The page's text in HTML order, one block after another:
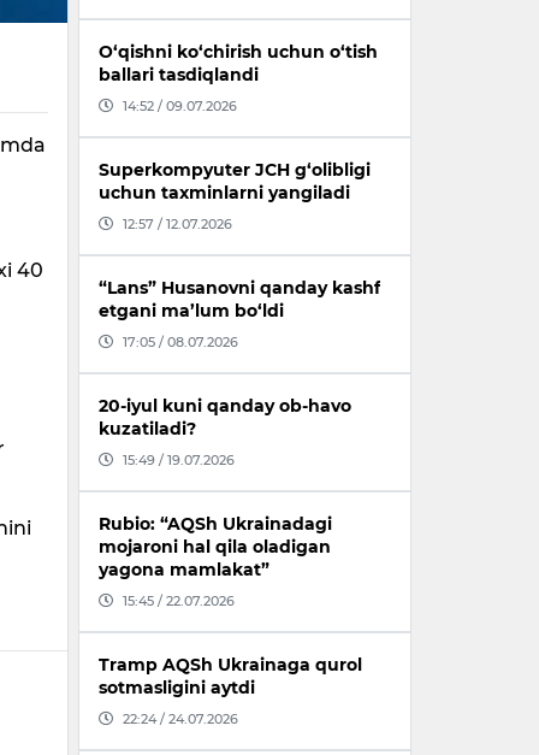
40
O‘qishni ko‘chirish uchun o‘tish
ballari tasdiqlandi
14:52 / 09.07.2026
Superkompyuter JCH g‘olibligi
uchun taxminlarni yangiladi
12:57 / 12.07.2026
“Lans” Husanovni qanday kashf
etgani ma’lum bo‘ldi
17:05 / 08.07.2026
20-iyul kuni qanday ob-havo
kuzatiladi?
15:49 / 19.07.2026
Rubio: “AQSh Ukrainadagi
mojaroni hal qila oladigan
yagona mamlakat”
15:45 / 22.07.2026
Tramp AQSh Ukrainaga qurol
sotmasligini aytdi
22:24 / 24.07.2026